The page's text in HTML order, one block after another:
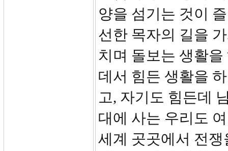
양을 섬기는 것이
선한 목자의 길을
치며 돌보는 생활
데서 힘든 생활을
고, 자기도 힘든데
대에 사는 우리도
세계 곳곳에서 전